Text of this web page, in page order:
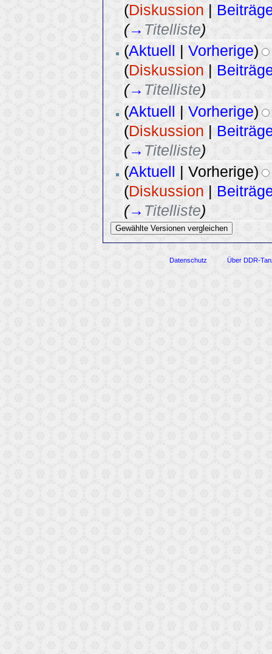
(Diskussion
(→ Titelliste)
(Aktuell Vorherige)
(Diskussion
(→ Titelliste)
(Aktuell | Vorherige)
(Diskussion |
(→ Titelliste)
(Aktuell
| Vorherige)
(Diskussion
(→ Titelliste)
Datenschutz Über DDR-